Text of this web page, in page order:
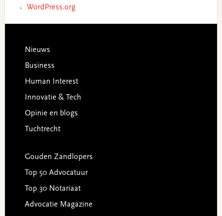
WordPress.org
Footer
Nieuws
Business
Human Interest
Innovatie & Tech
Opinie en blogs
Tuchtrecht
Gouden Zandlopers
Top 50 Advocatuur
Top 30 Notariaat
Advocatie Magazine